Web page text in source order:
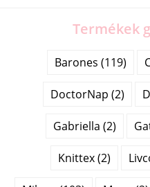
Termékek
Barones (119)
DoctorNap (2)
Gabriella (2)
Knittex (2)